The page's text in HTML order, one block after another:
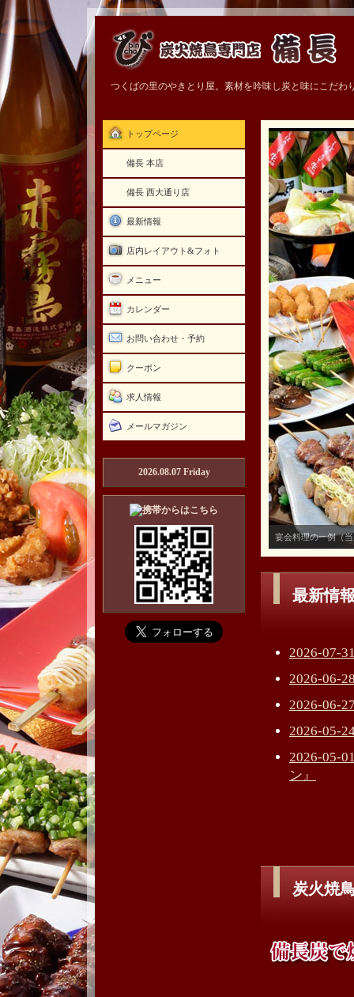
つくばの里のやきとり屋。素材を吟味し炭と味にこだわ
宴会料理の一例（
最新情
2026-07-
2026-06-
2026-06-
2026-05-
2026-05-
ン』
炭火焼
トップページ
備長 本店
備長 西大通り店
最新情報
店内レイアウト&フォト
メニュー
カレンダー
お問い合わせ・予約
クーポン
求人情報
メールマガジン
2026.08.07 Friday